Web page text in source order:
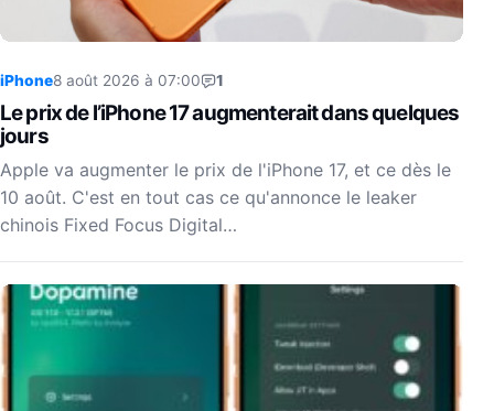
iPhone8 août 2026 à 07:00 1
Le prix de l’iPhone 17 augmenterait dans quelques
jours
Apple va augmenter le prix de l'iPhone 17, et ce dès le
10 août. C'est en tout cas ce qu'annonce le leaker
chinois Fixed Focus Digital…